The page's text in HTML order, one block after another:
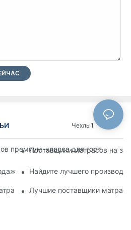
Блог
Чехлы1
премиум-класса для гостиниц
Поставщики матрасов на
кожаных кроватей для вашего
Найдите лучшего
для вашего бизнеса
Лучшие поставщики